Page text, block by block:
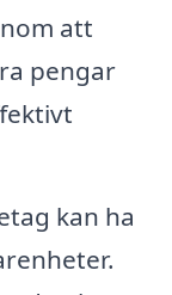
att
pengar
kan ha